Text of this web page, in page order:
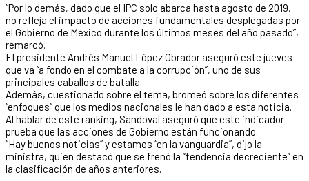
“Por lo demás, dado que el IPC solo abarca hasta agosto de 2019,
no refleja el impacto de acciones fundamentales desplegadas por
el Gobierno de México durante los últimos meses del año pasado”,
remarcó.
El presidente Andrés Manuel López Obrador aseguró este jueves
que va “a fondo en el combate a la corrupción”, uno de sus
principales caballos de batalla.
Además, cuestionado sobre el tema, bromeó sobre los diferentes
“enfoques” que los medios nacionales le han dado a esta noticia.
Al hablar de este ranking, Sandoval aseguró que este indicador
prueba que las acciones de Gobierno están funcionando.
“Hay buenos noticias” y estamos “en la vanguardia”, dijo la
ministra, quien destacó que se frenó la “tendencia decreciente” en
la clasificación de años anteriores.